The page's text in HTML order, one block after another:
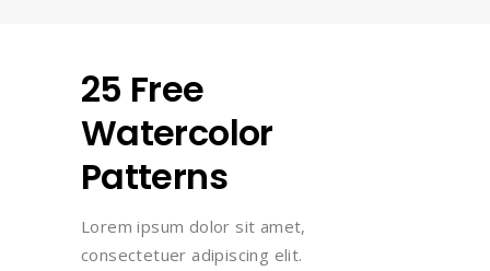
25 Free
Watercolor
Patterns
Lorem ipsum dolor sit amet,
consectetuer adipiscing elit.